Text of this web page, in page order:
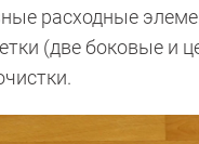
расходные
(две боковые и